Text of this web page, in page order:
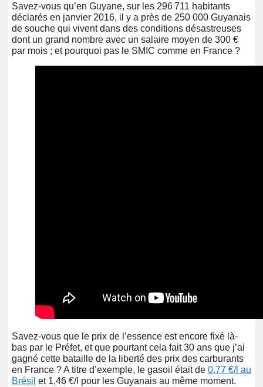
Savez-vous qu’en Guyane, sur les 296 711 habitants
déclarés en janvier 2016, il y a près de 250 000 Guyanais
de souche qui vivent dans des conditions désastreuses
dont un grand nombre avec un salaire moyen de 300 €
par mois ; et pourquoi pas le SMIC comme en France ?
Savez-vous que le prix de l’essence est encore fixé là-
bas par le Préfet, et que pourtant cela fait 30 ans que j’ai
gagné cette bataille de la liberté des prix des carburants
en France ? A titre d’exemple, le gasoil était de 0,77 €/l au
Brésil et 1,46 €/l pour les Guyanais au même moment.